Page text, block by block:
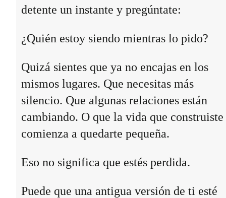
detente un instante y pregúntate:
¿Quién estoy siendo mientras lo pido?
Quizá sientes que ya no encajas en los
mismos lugares. Que necesitas más
silencio. Que algunas relaciones están
cambiando. O que la vida que construiste
comienza a quedarte pequeña.
Eso no significa que estés perdida.
Puede que una antigua versión de ti esté